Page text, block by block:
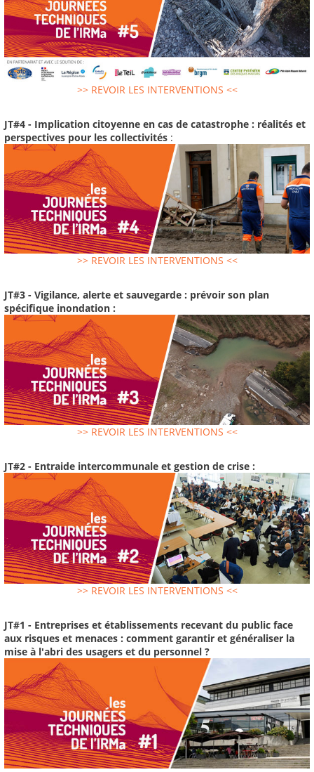
>> REVOIR LES INTERVENTIONS <<
JT#4 - Implication citoyenne en cas de catastrophe : réalités et
perspectives pour les collectivités :
>> REVOIR LES INTERVENTIONS <<
JT#3 - Vigilance, alerte et sauvegarde : prévoir son plan
spécifique inondation :
>> REVOIR LES INTERVENTIONS <<
JT#2 - Entraide intercommunale et gestion de crise :
>> REVOIR LES INTERVENTIONS <<
JT#1 - Entreprises et établissements recevant du public face
aux risques et menaces : comment garantir et généraliser la
mise à l'abri des usagers et du personnel ?